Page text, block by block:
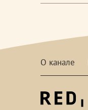
О канале